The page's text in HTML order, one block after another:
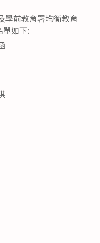
學前教育署均衡教育
如下: